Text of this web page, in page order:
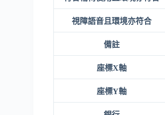
視障語音且環境亦符合
備註
座標X軸
座標Y軸